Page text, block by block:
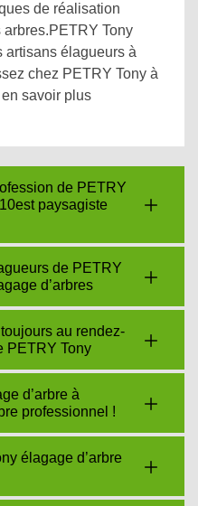
de réalisation
Tony
artisans élagueurs à
chez PETRY Tony à
savoir plus
de PETRY
paysagiste
de PETRY
d’arbres
au rendez-
PETRY Tony
d’arbre à
professionnel !
élagage d’arbre